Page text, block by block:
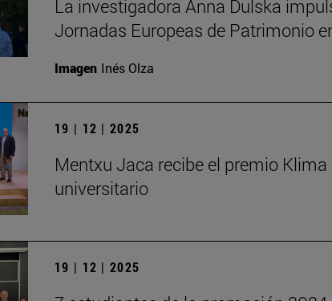
La investigadora Anna Dulska
Jornadas Europeas de Patrimonio
Imagen Inés Olza
19 | 12 | 2025
Mentxu Jaca recibe el premio
universitario
19 | 12 | 2025